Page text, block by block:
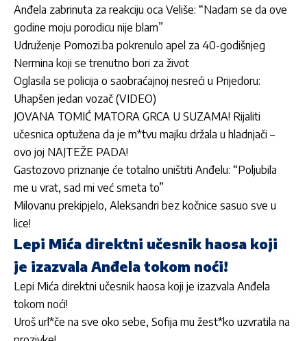
Anđela zabrinuta za reakciju oca Veliše: “Nadam se da ove
godine moju porodicu nije blam”
Udruženje Pomozi.ba pokrenulo apel za 40-godišnjeg
Nermina koji se trenutno bori za život
Oglasila se policija o saobraćajnoj nesreći u Prijedoru:
Uhapšen jedan vozač (VIDEO)
JOVANA TOMIĆ MATORA GRCA U SUZAMA! Rijaliti
učesnica optužena da je m*tvu majku držala u hladnjači –
ovo joj NAJTEŽE PADA!
Gastozovo priznanje će totalno uništiti Anđelu: “Poljubila
me u vrat, sad mi već smeta to”
Milovanu prekipjelo, Aleksandri bez kočnice sasuo sve u
lice!
Lepi Mića direktni učesnik haosa koji
je izazvala Anđela tokom noći!
Lepi Mića direktni učesnik haosa koji je izazvala Anđela
tokom noći!
Uroš url*če na sve oko sebe, Sofija mu žest*ko uzvratila na